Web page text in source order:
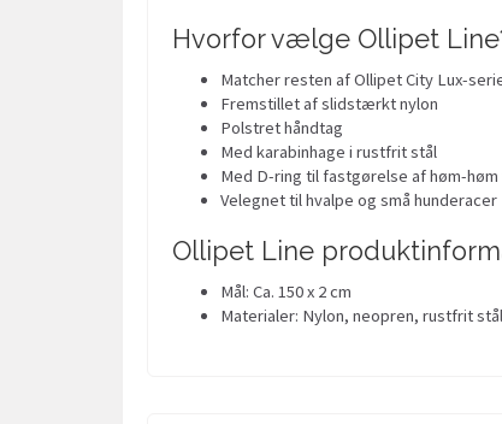
Hvorfor vælge Ollipet
Matcher resten af Ollipet City Lux-
Fremstillet af slidstærkt nylon
Polstret håndtag
Med karabinhage i rustfrit stål
Med D-ring til fastgørelse af høm-
Velegnet til hvalpe og små hunderacer
Ollipet Line
Mål: Ca. 150 x 2 cm
Materialer: Nylon, neopren, rustfrit stål